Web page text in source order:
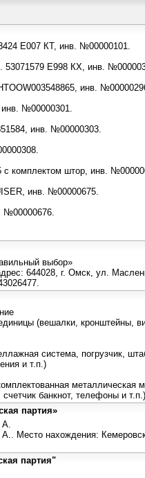
Е007 КТ, инв. №00000101.
53071579 Е998 КХ, инв.
инв.
№00000301.
инв. №00000303.
с комплектом штор, инв.
инв. №00000675.
№00000676.
выбор»
644028, г. Омск, ул.
(вешалки, кронштейны,
система, погрузчик,
и т.п.)
металлическая
банкнот, телефоны и т.п.)
партия»
Место нахождения:
партия"